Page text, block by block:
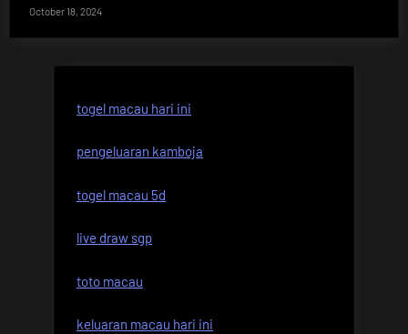
October 18, 2024
togel macau hari ini
pengeluaran kamboja
togel macau 5d
live draw sgp
toto macau
keluaran macau hari ini